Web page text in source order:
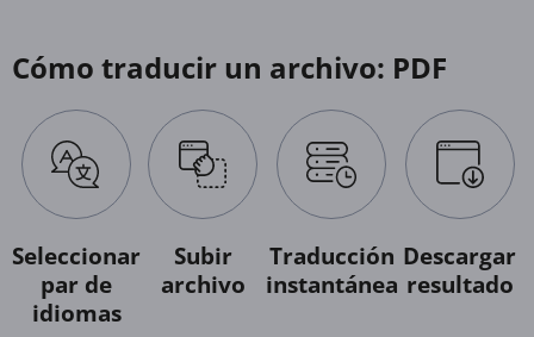
Cómo traducir un archivo: PDF
Seleccionar
par de
idiomas
Subir
archivo
Traducción
instantánea
Descargar
resultado